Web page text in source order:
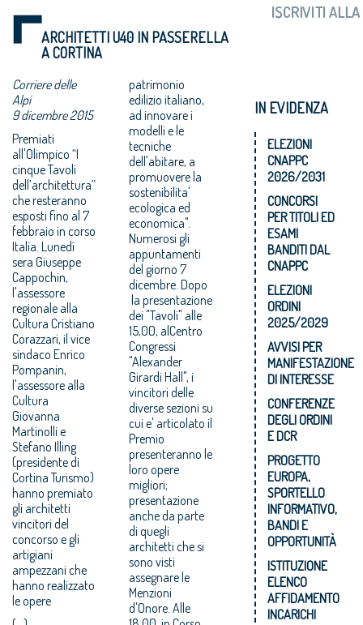
ARCHITETTI U40 IN PASSERELLA
A CORTINA
Corriere delle
Alpi
9 dicembre 2015
Premiati
all'Olimpico “I
cinque Tavoli
dell’architettura”
che resteranno
esposti fino al 7
febbraio in corso
Italia. Lunedì
sera Giuseppe
Cappochin,
l'assessore
regionale alla
Cultura Cristiano
Corazzari, il vice
sindaco Enrico
Pompanin,
l'assessore alla
Cultura
Giovanna
Martinolli e
Stefano Illing
(presidente di
Cortina Turismo)
hanno premiato
gli architetti
vincitori del
concorso e gli
artigiani
ampezzani che
hanno realizzato
le opere
patrimonio
edilizio italiano,
ad innovare i
modelli e le
tecniche
dell'abitare, a
promuovere la
sostenibilita'
ecologica ed
economica".
Numerosi gli
appuntamenti
del giorno 7
dicembre. Dopo
la presentazione
dei "Tavoli" alle
15,00, alCentro
Congressi
"Alexander
Girardi Hall", i
vincitori delle
diverse sezioni su
cui e' articolato il
Premio
presenteranno le
loro opere
migliori;
presentazione
anche da parte
di quegli
architetti che si
sono visti
assegnare le
Menzioni
d'Onore. Alle
IN EVIDENZA
ELEZIONI
CNAPPC
2026/2031
CONCORSI
PER TITOLI ED
ESAMI
BANDITI DAL
CNAPPC
ELEZIONI
ORDINI
2025/2029
AVVISI PER
MANIFESTAZIONE
DI INTERESSE
CONFERENZE
DEGLI ORDINI
E DCR
PROGETTO
EUROPA,
SPORTELLO
INFORMATIVO,
BANDI E
OPPORTUNITÀ
ISTITUZIONE
ELENCO
AFFIDAMENTO
INCARICHI